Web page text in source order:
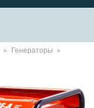
Генераторы